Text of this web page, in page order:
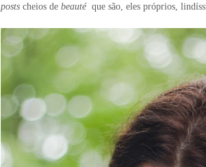
posts cheios de beauté que são, eles próprios,